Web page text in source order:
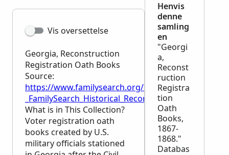
Vis oversettelse
Georgia, Reconstruction
Registration Oath Books
Source:
https://www.familysearch.org/en/wiki/
_FamilySearch_Historical_Records
What is in This Collection?
Voter registration oath
books created by U.S.
military officials stationed
Henvis
denne
samling
en
"Georgi
a,
Reconst
ruction
Registra
tion
Oath
Books,
1867-
1868."
Databas